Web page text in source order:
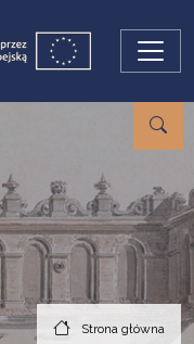
Strona główna